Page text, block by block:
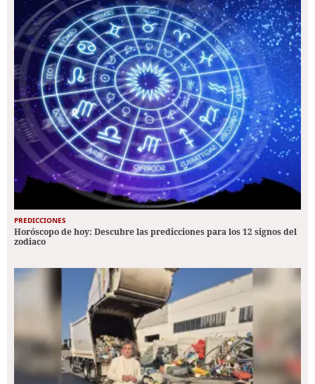
PREDICCIONES
Horóscopo de hoy: Descubre las predicciones para los 12 signos del
zodiaco